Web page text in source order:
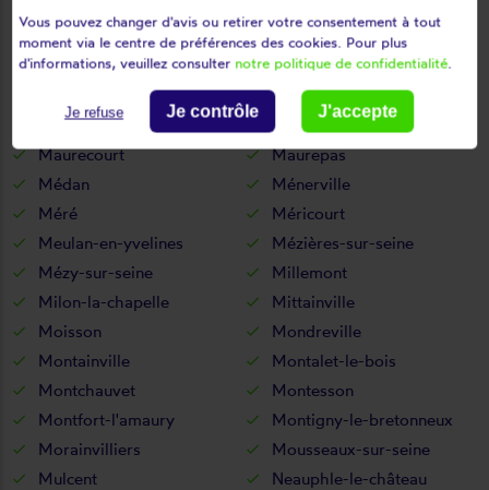
Mantes-la-ville
Marcq
Mareil-le-guyon
Mareil-marly
Mareil-sur-mauldre
Marly-le-roi
Maule
Maulette
Maurecourt
Maurepas
Médan
Ménerville
Méré
Méricourt
Meulan-en-yvelines
Mézières-sur-seine
Mézy-sur-seine
Millemont
Milon-la-chapelle
Mittainville
Moisson
Mondreville
Montainville
Montalet-le-bois
Montchauvet
Montesson
Montfort-l'amaury
Montigny-le-bretonneux
Morainvilliers
Mousseaux-sur-seine
Mulcent
Neauphle-le-château
Vous pouvez changer d'avis ou retirer votre consentement à tout
moment via le centre de préférences des cookies. Pour plus
d'informations, veuillez consulter notre politique de confidentialité.
Je refuse Je contrôle J'accepte